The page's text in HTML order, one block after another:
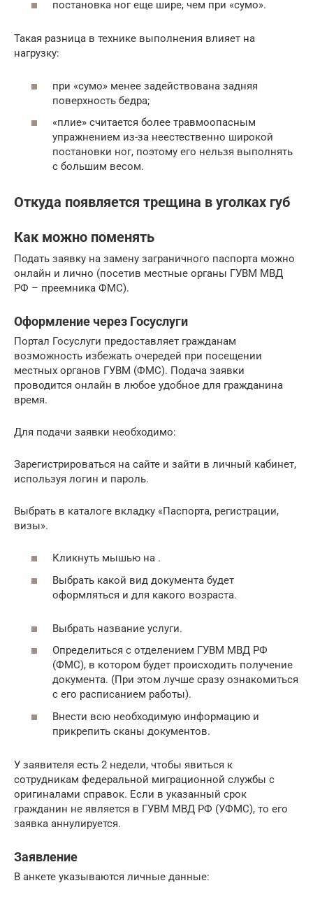
постановка ног еще шире, чем при «сумо».
Такая разница в технике выполнения влияет на
нагрузку:
при «сумо» менее задействована задняя
поверхность бедра;
«плие» считается более травмоопасным
упражнением из-за неестественно широкой
постановки ног, поэтому его нельзя выполнять
с большим весом.
Откуда появляется трещина в уголках губ
Как можно поменять
Подать заявку на замену заграничного паспорта можно
онлайн и лично (посетив местные органы ГУВМ МВД
РФ – преемника ФМС).
Оформление через Госуслуги
Портал Госуслуги предоставляет гражданам
возможность избежать очередей при посещении
местных органов ГУВМ (ФМС). Подача заявки
проводится онлайн в любое удобное для гражданина
время.
Для подачи заявки необходимо:
Зарегистрироваться на сайте и зайти в личный кабинет,
используя логин и пароль.
Выбрать в каталоге вкладку «Паспорта, регистрации,
визы».
Кликнуть мышью на .
Выбрать какой вид документа будет
оформляться и для какого возраста.
Выбрать название услуги.
Определиться с отделением ГУВМ МВД РФ
(ФМС), в котором будет происходить получение
документа. (При этом лучше сразу ознакомиться
с его расписанием работы).
Внести всю необходимую информацию и
прикрепить сканы документов.
У заявителя есть 2 недели, чтобы явиться к
сотрудникам федеральной миграционной службы с
оригиналами справок. Если в указанный срок
гражданин не является в ГУВМ МВД РФ (УФМС), то его
заявка аннулируется.
Заявление
В анкете указываются личные данные: